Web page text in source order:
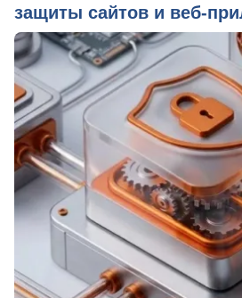
защиты сайтов и веб-